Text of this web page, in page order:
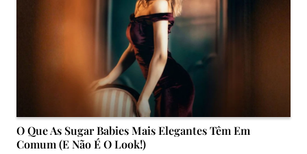
O Que As Sugar Babies Mais Elegantes Têm Em
Comum (e Não É O Look!)